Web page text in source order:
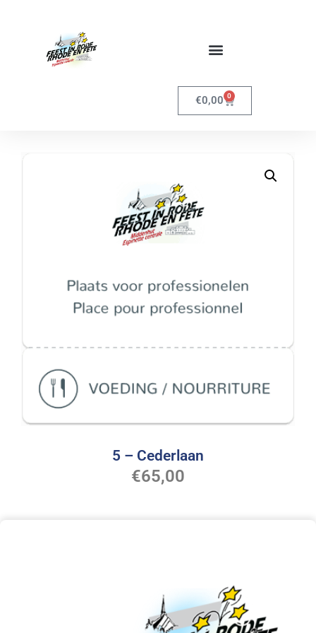
€0,00 0
5 – Cederlaan
€65,00